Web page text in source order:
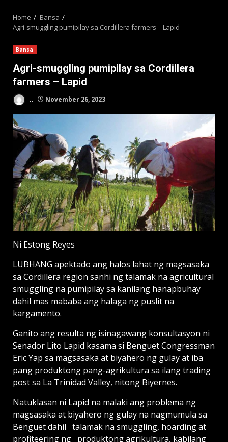
Home
Bansa
Agri-smuggling pumipilay sa Cordillera farmers – Lapid
Bansa
Agri-smuggling pumipilay sa Cordillera
farmers – Lapid
.. November 26, 2023
Ni Estong Reyes
LUBHANG apektado ang halos lahat ng magsasaka
sa Cordillera region sanhi ng talamak na agricultural
smuggling na pumipilay sa kanilang hanapbuhay
dahil mas mababa ang halaga ng puslit na
kargamento.
Ganito ang resulta ng isinagawang konsultasyon ni
Senador Lito Lapid kasama si Benguet Congressman
Eric Yap sa magsasaka at biyahero ng gulay at iba
pang produktong pang-agrikultura sa ilang trading
post sa La Trinidad Valley, nitong Biyernes.
Natuklasan ni Lapid na malaki ang problema ng
magsasaka at biyahero ng gulay na nagmumula sa
Benguet dahil talamak na smuggling, hoarding at
profiteering ng produktong agrikultura, kabilang